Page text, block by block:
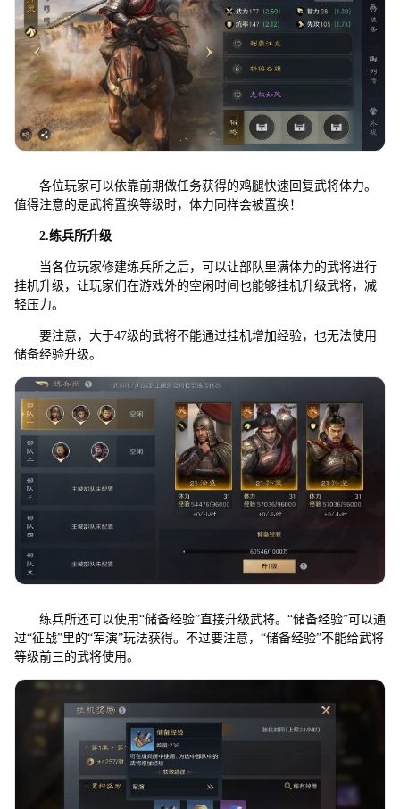
各位玩家可以依靠前期做任务获得的鸡腿快速回复武将体力。
值得注意的是武将置换等级时，体力同样会被置换！
2.练兵所升级
当各位玩家修建练兵所之后，可以让部队里满体力的武将进行
挂机升级，让玩家们在游戏外的空闲时间也能够挂机升级武将，减
轻压力。
要注意，大于47级的武将不能通过挂机增加经验，也无法使用
储备经验升级。
练兵所还可以使用“储备经验”直接升级武将。“储备经验”可以通
过“征战”里的“军演”玩法获得。不过要注意，“储备经验”不能给武将
等级前三的武将使用。